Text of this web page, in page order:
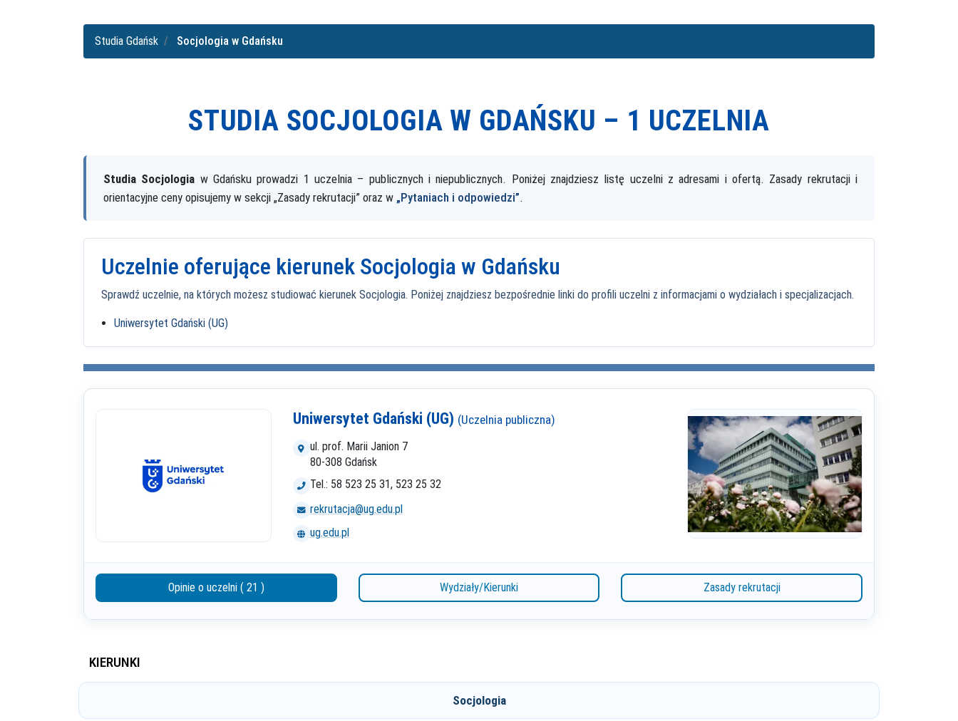
Studia Gdańsk Socjologia w Gdańsku
STUDIA SOCJOLOGIA W GDAŃSKU – 1 UCZELNIA
Studia Socjologia w Gdańsku prowadzi 1 uczelnia – publicznych i niepublicznych. Poniżej znajdziesz listę uczelni z adresami i ofertą. Zasady rekrutacji i
orientacyjne ceny opisujemy w sekcji „Zasady rekrutacji” oraz w „Pytaniach i odpowiedzi”.
Uczelnie oferujące kierunek Socjologia w Gdańsku
Sprawdź uczelnie, na których możesz studiować kierunek Socjologia. Poniżej znajdziesz bezpośrednie linki do profili uczelni z informacjami o wydziałach i specjalizacjach.
Uniwersytet Gdański (UG)
Uniwersytet Gdański (UG) (Uczelnia publiczna)
ul. prof. Marii Janion 7
80-308 Gdańsk
Tel.: 58 523 25 31, 523 25 32
rekrutacja@ug.edu.pl
ug.edu.pl
Opinie o uczelni ( 21 ) Wydziały/Kierunki Zasady rekrutacji
KIERUNKI
Socjologia